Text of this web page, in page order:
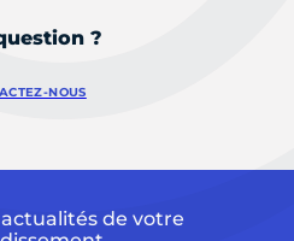
?
NOUS
de votre